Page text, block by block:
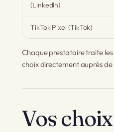
(LinkedIn)
TikTok Pixel (TikTok)
Chaque prestataire traite
choix directement auprès de
Vos